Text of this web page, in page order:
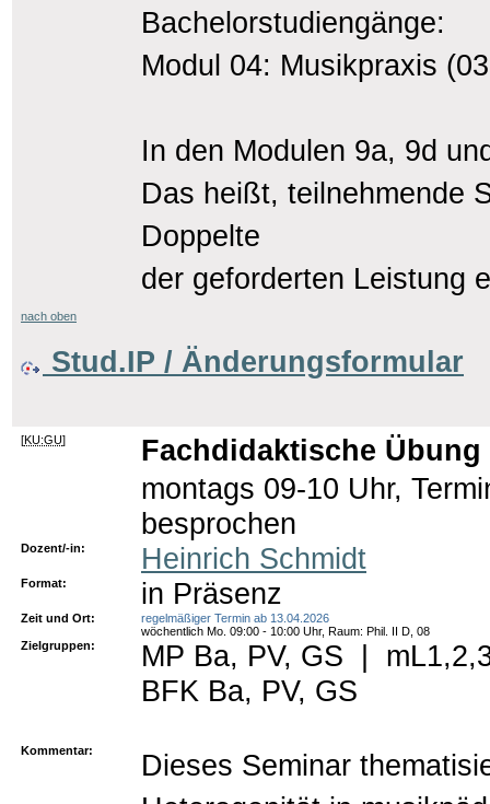
Bachelorstudiengänge:
Modul 04: Musikpraxis
In den Modulen 9a, 9d
Das heißt, teilnehmende
Doppelte
der geforderten Leistung
nach oben
Stud.IP / Änderungsformular
[KU:GU]
Fachdidaktische
montags 09-10 Uhr,
besprochen
Dozent/-in: Heinrich Schmidt
Format: in Präsenz
Zeit und Ort:
regelmäßiger Termin ab 13.04.2026
wöchentlich Mo. 09:00 - 10:00 Uhr, Raum: Phil. II D, 08
Zielgruppen:
MP Ba, PV, GS |
BFK Ba, PV, GS
Kommentar:
Dieses Seminar